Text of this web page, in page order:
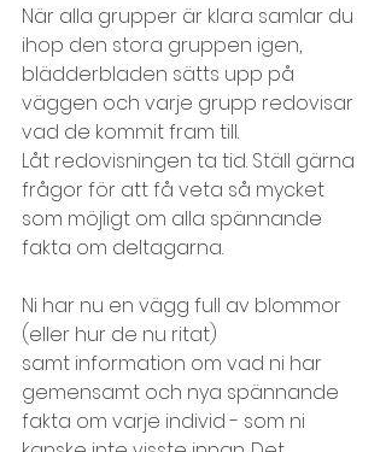
När alla grupper är klara samlar du
ihop den stora gruppen igen,
blädderbladen sätts upp på
väggen och varje grupp redovisar
vad de kommit fram till.
Låt redovisningen ta tid. Ställ gärna
frågor för att få veta så mycket
som möjligt om alla spännande
fakta om deltagarna.
Ni har nu en vägg full av blommor
(eller hur de nu ritat)
samt information om vad ni har
gemensamt och nya spännande
fakta om varje individ - som ni